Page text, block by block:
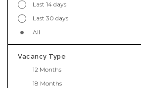
Last 14 days
Last 30 days
All
Vacancy Type
12 Months
18 Months